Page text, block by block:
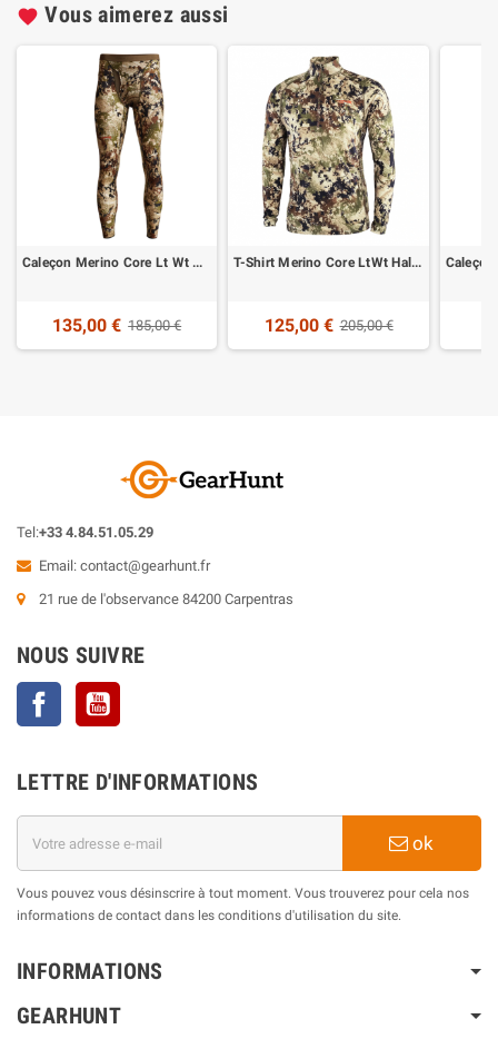
favorite Vous aimerez aussi
Caleçon Merino Core Lt Wt Bottom Optifade Subalpine 2022 Sitka
135,00 € 185,00 €
T-Shirt Merino Core LtWt Half Zip Optifade Subalpine 2022 Sitka
125,00 € 205,00 €
Tel:+33 4.84.51.05.29
Email: contact@gearhunt.fr
21 rue de l'observance 84200 Carpentras
NOUS SUIVRE
Facebook
LETTRE D'INFORMATIONS
ok
Vous pouvez vous désinscrire à tout moment. Vous trouverez pour cela nos
informations de contact dans les conditions d'utilisation du site.
INFORMATIONS
GEARHUNT